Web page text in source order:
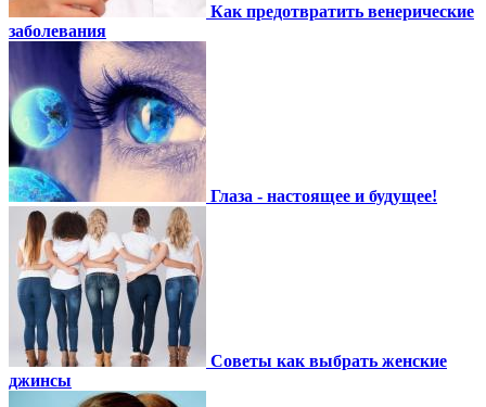
Как предотвратить венерические
заболевания
Глаза - настоящее и будущее!
Советы как выбрать женские
джинсы